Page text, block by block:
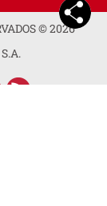
©2026